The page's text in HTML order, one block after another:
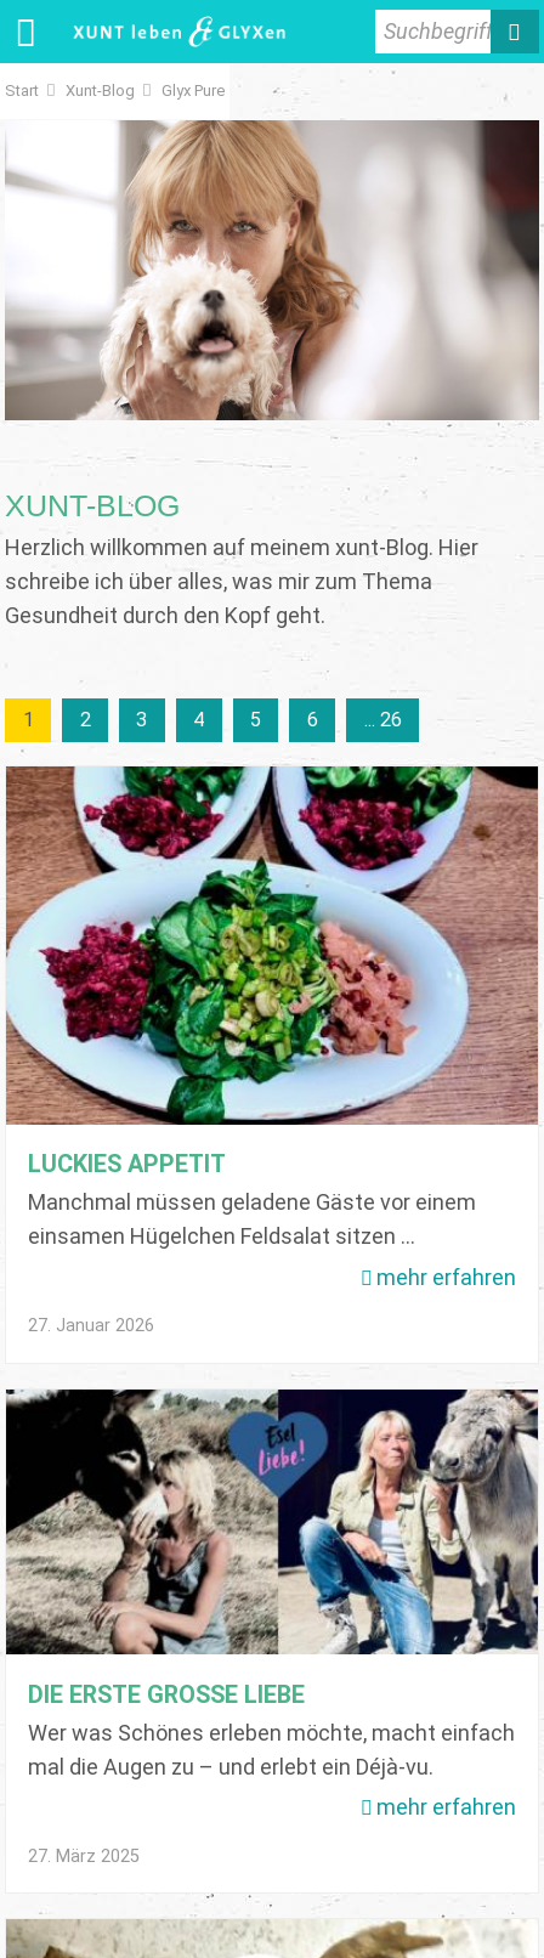
Suchbegriff
Start Xunt-Blog Glyx Pure
XUNT-BLOG
Herzlich willkommen auf meinem xunt-Blog. Hier
schreibe ich über alles, was mir zum Thema
Gesundheit durch den Kopf geht.
1 2 3 4 5 6 ... 26
LUCKIES APPETIT
Manchmal müssen geladene Gäste vor einem
einsamen Hügelchen Feldsalat sitzen ...
mehr erfahren
27. Januar 2026
DIE ERSTE GROSSE LIEBE
Wer was Schönes erleben möchte, macht einfach
mal die Augen zu – und erlebt ein Déjà-vu.
mehr erfahren
27. März 2025